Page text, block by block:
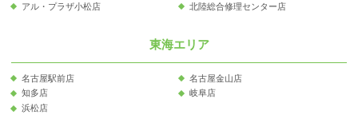
アル・プラザ小松店 北陸総合修理センター店
東海エリア
名古屋駅前店
名古屋金山店
知多店
岐阜店
浜松店